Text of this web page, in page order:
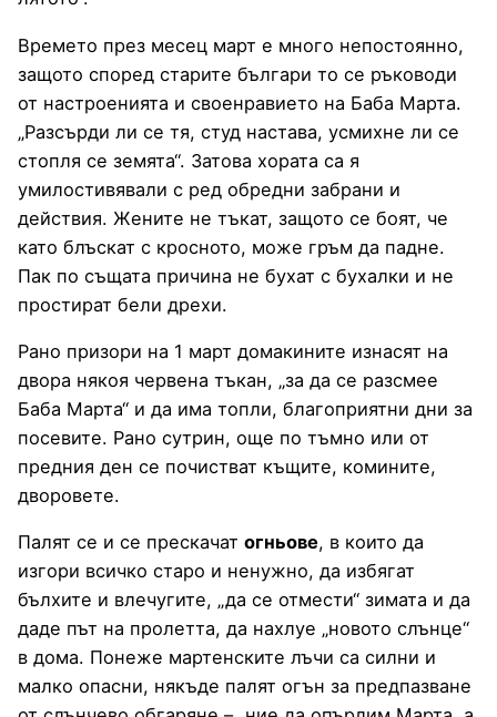
Времето през месец март е много непостоянно,
защото според старите българи то се ръководи
от настроенията и своенравието на Баба Марта.
„Разсърди ли се тя, студ настава, усмихне ли се
стопля се земята“. Затова хората са я
умилостивявали с ред обредни забрани и
действия. Жените не тъкат, защото се боят, че
като блъскат с кросното, може гръм да падне.
Пак по същата причина не бухат с бухалки и не
простират бели дрехи.
Рано призори на 1 март домакините изнасят на
двора някоя червена тъкан, „за да се разсмее
Баба Марта“ и да има топли, благоприятни дни за
посевите. Рано сутрин, още по тъмно или от
предния ден се почистват къщите, комините,
дворовете.
Палят се и се прескачат огньове, в които да
изгори всичко старо и ненужно, да избягат
бълхите и влечугите, „да се отмести“ зимата и да
даде път на пролетта, да нахлуе „новото слънце“
в дома. Понеже мартенските лъчи са силни и
малко опасни, някъде палят огън за предпазване